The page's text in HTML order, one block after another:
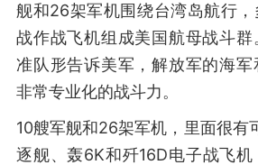
舰和26架军机围绕台湾岛航行
战作战飞机组成美国航母战斗
准队形告诉美军，解放军的海军
非常专业化的战斗力。
10艘军舰和26架军机，里面很有
逐舰、轰6K和歼16D电子战飞